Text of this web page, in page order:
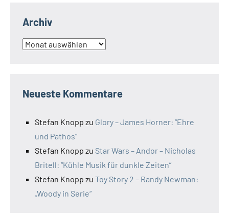
Archiv
Archiv
Neueste Kommentare
Stefan Knopp zu Glory – James Horner: “Ehre
und Pathos”
Stefan Knopp zu Star Wars – Andor – Nicholas
Britell: “Kühle Musik für dunkle Zeiten”
Stefan Knopp zu Toy Story 2 – Randy Newman:
„Woody in Serie“